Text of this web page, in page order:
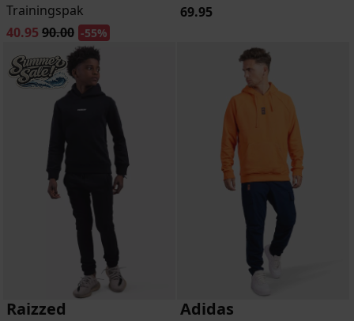
Trainingspak
40.95 90.00 -55%
69.95
Raizzed Adidas